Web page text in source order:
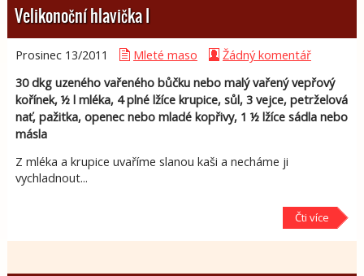
Velikonoční hlavička I
Prosinec 13/2011 Mleté maso
Žádný komentář
30 dkg uzeného vařeného bůčku nebo malý vařený vepřový
kořínek, ½ l mléka, 4 plné lžíce krupice, sůl, 3 vejce, petrželová
nať, pažitka, openec nebo mladé kopřivy, 1 ½ lžíce sádla nebo
másla
Z mléka a krupice uvaříme slanou kaši a necháme ji
vychladnout...
Čti více